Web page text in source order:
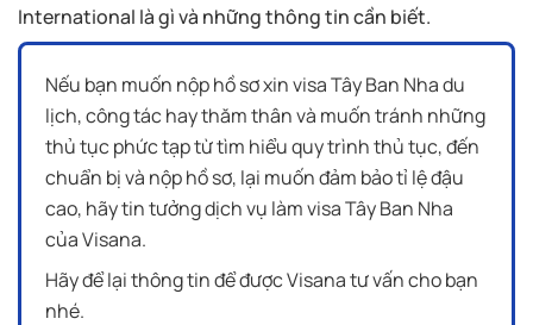
International là gì và những thông tin cần biết.
Nếu bạn muốn nộp hồ sơ xin visa Tây Ban Nha du
lịch, công tác hay thăm thân và muốn tránh những
thủ tục phức tạp từ tìm hiểu quy trình thủ tục, đến
chuẩn bị và nộp hồ sơ, lại muốn đảm bảo tỉ lệ đậu
cao, hãy tin tưởng dịch vụ làm visa Tây Ban Nha
của Visana.
Hãy để lại thông tin để được Visana tư vấn cho bạn
nhé.